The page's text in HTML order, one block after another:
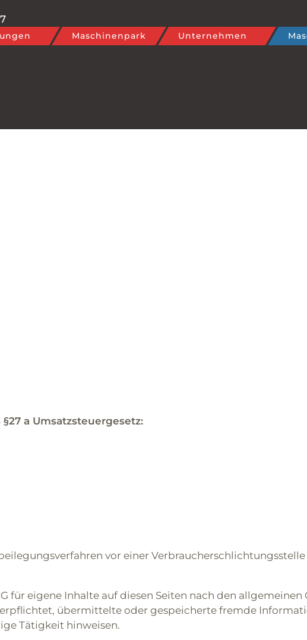
Maschinenpark Unternehmen
a Umsatzsteuergesetz:
vor einer
für eigene Inhalte auf diesen Seiten nach den allgemeinen
übermittelte oder gespeicherte fremde
Tätigkeit hinweisen.